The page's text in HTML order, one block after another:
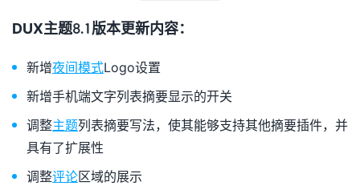
DUX主题8.1版本更新内容：
新增夜间模式Logo设置
新增手机端文字列表摘要显示的开关
调整主题列表摘要写法，使其能够支持其他摘要插件，并
具有了扩展性
调整评论区域的展示